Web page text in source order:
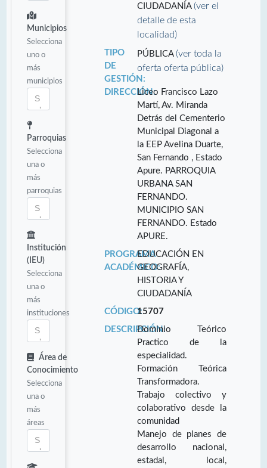
Municipios
Selecciona
uno o
más
municipios
Parroquias
Selecciona
una o
más
parroquias
Institución
(IEU)
Selecciona
una o
más
instituciones
Área de
Conocimiento
Selecciona
una o
más
áreas
CIUDADANÍA(ver el
detalle de esta
localidad)
TIPO
DE
GESTIÓN:
PÚBLICA(ver toda la
oferta oferta pública)
DIRECCIÓN:Liceo Francisco Lazo
Martí, Av. Miranda
Detrás del Cementerio
Municipal Diagonal a
la EEP Avelina Duarte,
San Fernando , Estado
Apure. PARROQUIA
URBANA SAN
FERNANDO.
MUNICIPIO SAN
FERNANDO. Estado
APURE.
PROGRAMA
ACADÉMICO:
EDUCACIÓN EN
GEOGRAFÍA,
HISTORIA Y
CIUDADANÍA
CÓDIGO:15707
DESCRIPCIÓN:Dominio Teórico
Practico de la
especialidad.
Formación Teórica
Transformadora.
Trabajo colectivo y
colaborativo desde la
comunidad
Manejo de planes de
desarrollo nacional,
estadal, local,